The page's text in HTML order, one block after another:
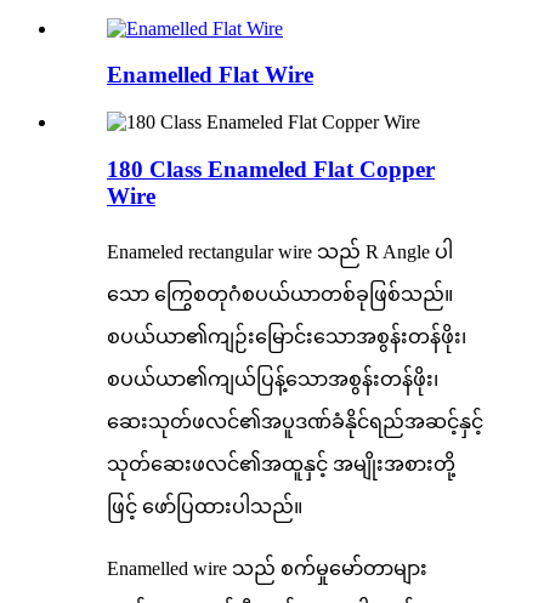
Enamelled Flat Wire
180 Class Enameled Flat Copper
Wire
Enameled rectangular wire သည် R Angle ပါ
သော ကြွေစတုဂံစပယ်ယာတစ်ခုဖြစ်သည်။
စပယ်ယာ၏ကျဉ်းမြောင်းသောအစွန်းတန်ဖိုး၊
စပယ်ယာ၏ကျယ်ပြန့်သောအစွန်းတန်ဖိုး၊
ဆေးသုတ်ဖလင်၏အပူဒဏ်ခံနိုင်ရည်အဆင့်နှင့်
သုတ်ဆေးဖလင်၏အထူနှင့် အမျိုးအစားတို့
ဖြင့် ဖော်ပြထားပါသည်။
Enamelled wire သည် စက်မှုမော်တာများ